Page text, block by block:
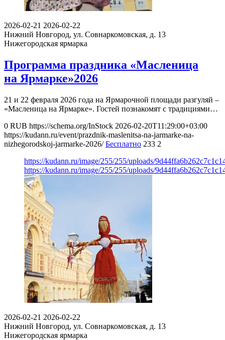
2026-02-21 2026-02-22
Нижний Новгород, ул. Совнаркомовская, д. 13
Нижегородская ярмарка
Программа праздника «Масленица
на Ярмарке»2026
21 и 22 февраля 2026 года на Ярмарочной площади разгуляй –
«Масленица на Ярмарке». Гостей познакомят с традициями…
0 RUB https://schema.org/InStock 2026-02-20T11:29:00+03:00
https://kudann.ru/event/prazdnik-maslenitsa-na-jarmarke-na-
nizhegorodskoj-jarmarke-2026/ Бесплатно 233 2
https://kudann.ru/image/255/255/uploads/
https://kudann.ru/image/255/255/uploads/
2026-02-21 2026-02-22
Нижний Новгород, ул. Совнаркомовская, д. 13
Нижегородская ярмарка